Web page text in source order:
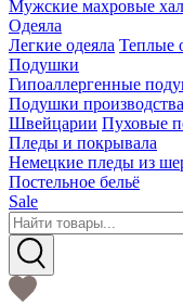
Мужские махровые
Одеяла
Легкие одеяла Теплые
Подушки
Гипоаллергенные
Подушки
Швейцарии Пуховые
Пледы и покрывала
Немецкие пледы из
Постельное бельё
Sale